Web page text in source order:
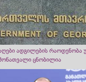
ადგილების რაოდენობა
ცნობილია